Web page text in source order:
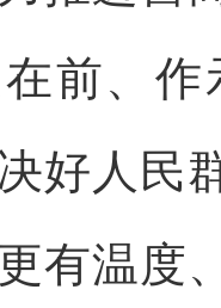
前、
好人民
有温度